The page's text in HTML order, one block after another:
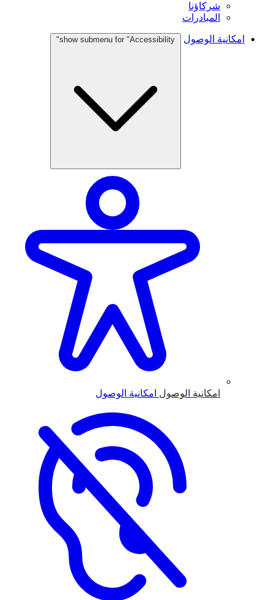
شركاؤنا
المبادرات
امكانية الوصول show submenu for "Accessibility"
امكانية الوصول امكانية الوصول